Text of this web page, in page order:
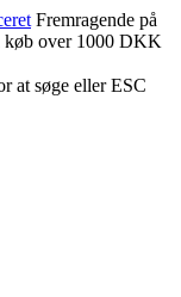
Fremragende på
køb over 1000 DKK
at søge eller ESC